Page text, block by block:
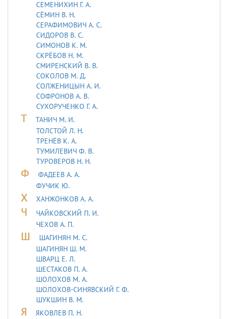
СЕМЕНИХИН Г. А.
СЁМИН В. Н.
СЕРАФИМОВИЧ А. С.
СИДОРОВ В. С.
СИМОНОВ К. М.
СКРЁБОВ Н. М.
СМИРЕНСКИЙ В. В.
СОКОЛОВ М. Д.
СОЛЖЕНИЦЫН А. И.
СОФРОНОВ А. В.
СУХОРУЧЕНКО Г. А.
Т
ТАHИЧ М. И.
ТОЛСТОЙ Л. Н.
ТРЕНЁВ К. А.
ТУМИЛЕВИЧ Ф. В.
ТУРОВЕРОВ Н. Н.
Ф
ФАДЕЕВ А. А.
ФУЧИК Ю.
Х ХАНЖОНКОВ А. А.
Ч
ЧАЙКОВСКИЙ П. И.
ЧЕХОВ А. П.
Ш
ШАГИНЯН М. С.
ШАГИНЯН Ш. М.
ШВАРЦ Е. Л.
ШЕСТАКОВ П. А.
ШОЛОХОВ М. А.
ШОЛОХОВ-СИНЯВСКИЙ Г. Ф.
ШУКШИН В. М.
Я ЯКОВЛЕВ П. Н.